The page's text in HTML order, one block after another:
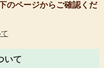
のページからご確認くだ
いて